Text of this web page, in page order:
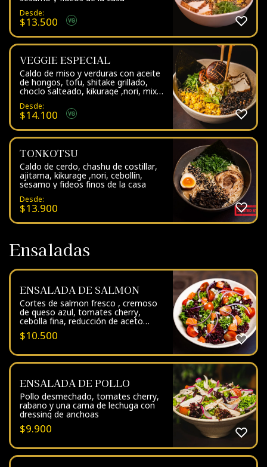
Desde:
$13.500
VEGGIE ESPECIAL
Caldo de miso y verduras con aceite
de hongos, tofu, shitake grillado,
choclo salteado, kikurage ,nori, mix
de verduras, cebollín, sesamo y
fideos de la casa
Desde:
$14.100
TONKOTSU
Caldo de cerdo, chashu de costillar,
ajitama, kikurage ,nori, cebollín,
sesamo y fideos finos de la casa
Desde:
$13.900
Ensaladas
ENSALADA DE SALMON
Cortes de salmon fresco , cremoso
de queso azul, tomates cherry,
cebolla fina, reducción de aceto
balsámico en una cama de lechuga
hidropónica espolvoreada de queso
$10.500
ENSALADA DE POLLO
Pollo desmechado, tomates cherry,
rabano y una cama de lechuga con
dressing de anchoas
$9.900